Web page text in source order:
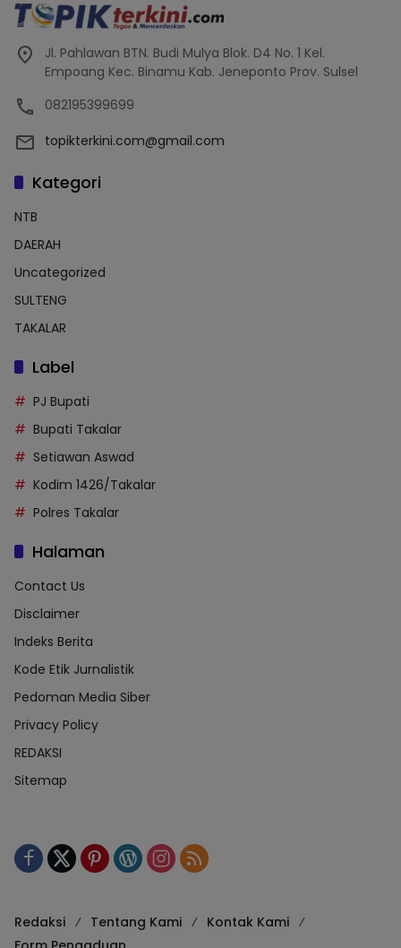
Jl. Pahlawan BTN. Budi Mulya Blok. D4 No. 1 Kel.
Empoang Kec. Binamu Kab. Jeneponto Prov. Sulsel
082195399699
topikterkini.com@gmail.com
Kategori
NTB
DAERAH
Uncategorized
SULTENG
TAKALAR
Label
PJ Bupati
Bupati Takalar
Setiawan Aswad
Kodim 1426/Takalar
Polres Takalar
Halaman
Contact Us
Disclaimer
Indeks Berita
Kode Etik Jurnalistik
Pedoman Media Siber
Privacy Policy
REDAKSI
Sitemap
Redaksi Tentang Kami
Kontak Kami